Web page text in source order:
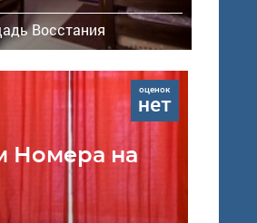
Восстания
оценок
нет
Номера на